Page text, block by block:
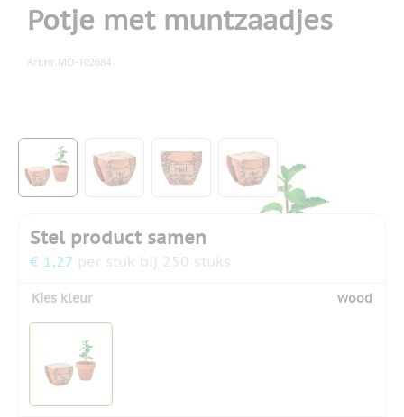
Potje met muntzaadjes
Art.nr. MO-102684
View larger image
View larger image
View larger imageView larger image
Stel product samen
€ 1,27 per stuk bij 250 stuks
Kies kleur wood